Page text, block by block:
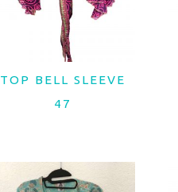
LER MAIS
TOP BELL SLEEVE
47